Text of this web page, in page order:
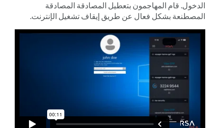
الدخول. قام المهاجمون بتعطيل المصادقة المصادقة
المصطنعة بشكل فعال عن طريق إيقاف تشغيل الإنترنت.